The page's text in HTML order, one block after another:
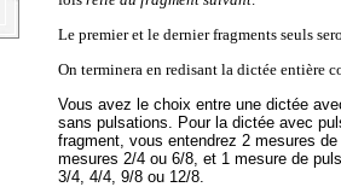
Le premier et le dernier fragments seuls
On terminera en redisant la dictée entière
Vous avez le choix entre une dictée
sans pulsations. Pour la dictée avec
fragment, vous entendrez 2 mesures
mesures 2/4 ou 6/8, et 1 mesure de
3/4, 4/4, 9/8 ou 12/8.